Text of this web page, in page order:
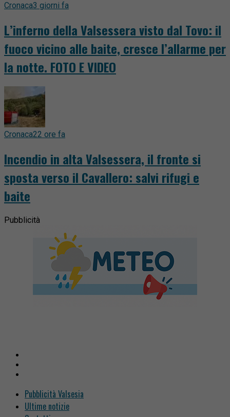
Cronaca3 giorni fa
L’inferno della Valsessera visto dal Tovo: il
fuoco vicino alle baite, cresce l’allarme per
la notte. FOTO E VIDEO
Cronaca22 ore fa
Incendio in alta Valsessera, il fronte si
sposta verso il Cavallero: salvi rifugi e
baite
Pubblicità
Pubblicità Valsesia
Ultime notizie